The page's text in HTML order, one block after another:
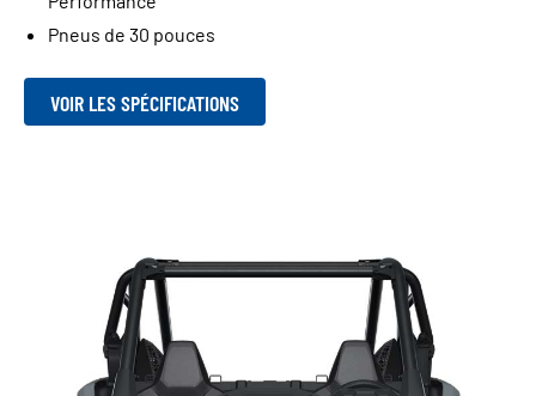
Pneus de 30 pouces
VOIR LES SPÉCIFICATIONS